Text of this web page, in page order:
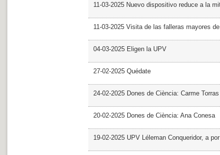
11-03-2025 Nuevo dispositivo reduce a la
11-03-2025 Visita de las falleras mayores
04-03-2025 Eligen la UPV
27-02-2025 Quédate
24-02-2025 Dones de Ciència: Carme Torras
20-02-2025 Dones de Ciència: Ana Conesa
19-02-2025 UPV Léleman Conqueridor, a